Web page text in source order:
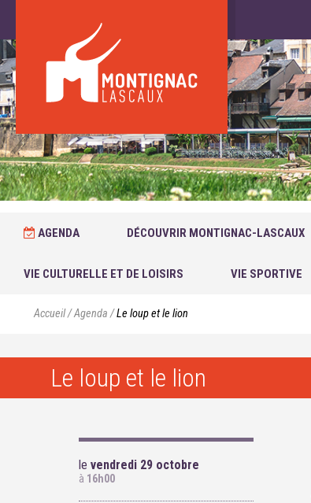
AGENDA DÉCOUVRIR MONTIGNAC-LASCAUX
VIE CULTURELLE ET DE LOISIRS VIE SPORTIVE
Accueil/Agenda /Le loup et le lion
Le loup et le lion
le vendredi 29 octobre
à 16h00